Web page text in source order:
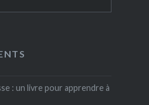
: un livre pour apprendre à